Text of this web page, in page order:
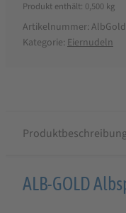
Produkt enthält: 0,500 kg
Artikelnummer:
Kategorie: Eiernudeln
ALB-GOLD